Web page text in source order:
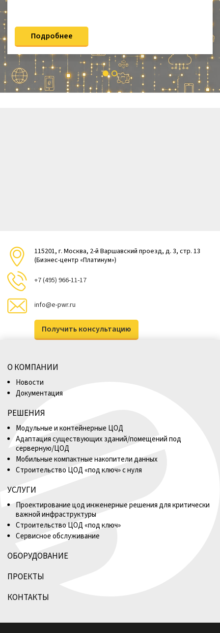
Подробнее
115201, г. Москва, 2-й Варшавский проезд, д. 3, стр. 13
(Бизнес-центр «Платинум»)
+7 (495) 966-11-17
info@e-pwr.ru
Получить консультацию
О КОМПАНИИ
Новости
Документация
РЕШЕНИЯ
Модульные и контейнерные ЦОД
Адаптация существующих зданий/помещений под
серверную/ЦОД
Мобильные компактные накопители данных
Строительство ЦОД «под ключ» с нуля
УСЛУГИ
Проектирование цод инженерные решения для критически
важной инфраструктуры
Строительство ЦОД «под ключ»
Сервисное обслуживание
ОБОРУДОВАНИЕ
ПРОЕКТЫ
КОНТАКТЫ